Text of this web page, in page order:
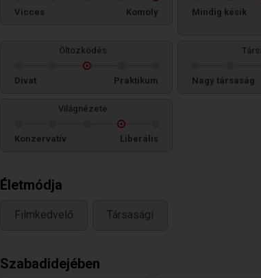
Vicces Komoly Mindig késik
Öltözködés
Divat Praktikum Nagy társaság
Világnézete
Konzervatív Liberális
Életmódja
Filmkedvelő Társasági
Szabadidejében